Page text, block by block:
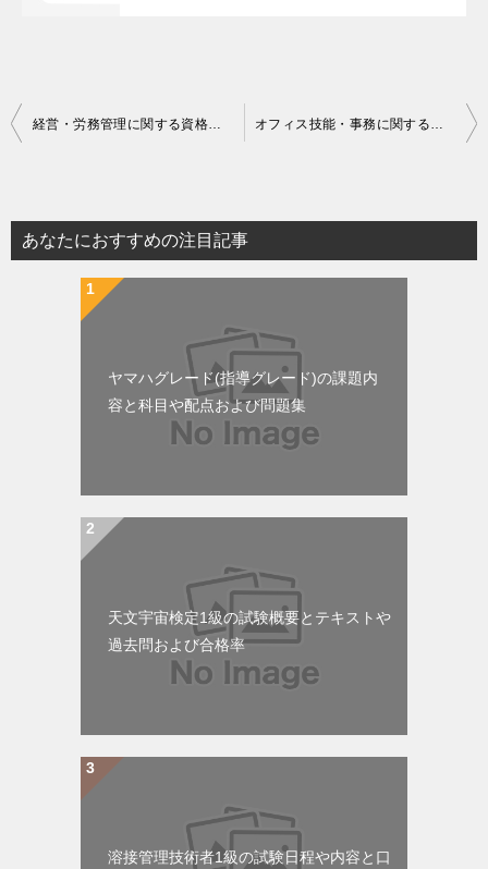
投
ビ
ゲ
経営・労務管理に関する資格一覧 業務を円滑に業務以外の面からも企業に貢献！ オフィス技能・事務に関する資格一覧 スキルアップ,就職活動,転職に実力をアピール
あなたにおすすめの注目記事
ヤマハグレード(指導グレード)の課題内
容と科目や配点および問題集
天文宇宙検定1級の試験概要とテキストや
過去問および合格率
溶接管理技術者1級の試験日程や内容と口